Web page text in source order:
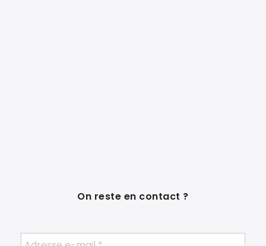
On reste en contact ?